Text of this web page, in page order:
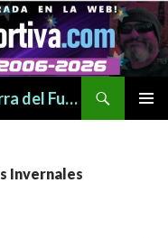
LaBestiaDeportiva.com, de Tierra del Fuego para todo el mundo
Invernales